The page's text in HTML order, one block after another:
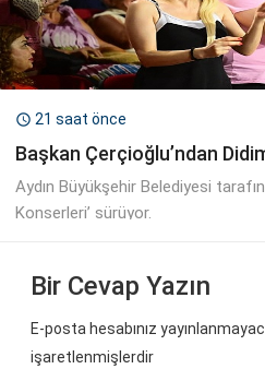
 21 saat önce
Başkan Çerçioğlu’ndan
Aydın Büyükşehir Belediyesi
Konserleri’ sürüyor.
Bir Cevap Yazın
E-posta hesabınız
işaretlenmişlerdir